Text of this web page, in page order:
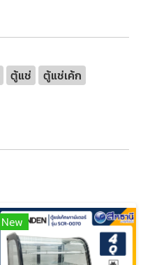
ตู้แช่
ตู้แช่เค้ก
New